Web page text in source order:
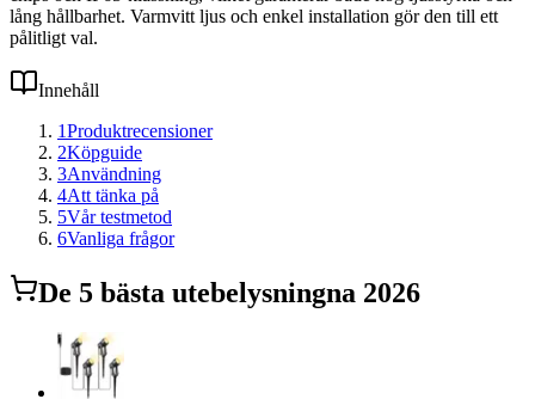
lång hållbarhet. Varmvitt ljus och enkel installation gör den till ett
pålitligt val.
Innehåll
1Produktrecensioner
2Köpguide
3Användning
4Att tänka på
5Vår testmetod
6Vanliga frågor
De 5 bästa utebelysningna 2026